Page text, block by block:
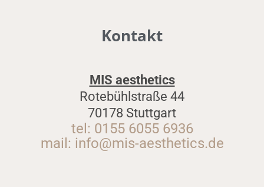
Kontakt
MIS aesthetics
Rotebühlstraße 44
70178 Stuttgart
tel: 0155 6055 6936
mail: info@mis-aesthetics.de